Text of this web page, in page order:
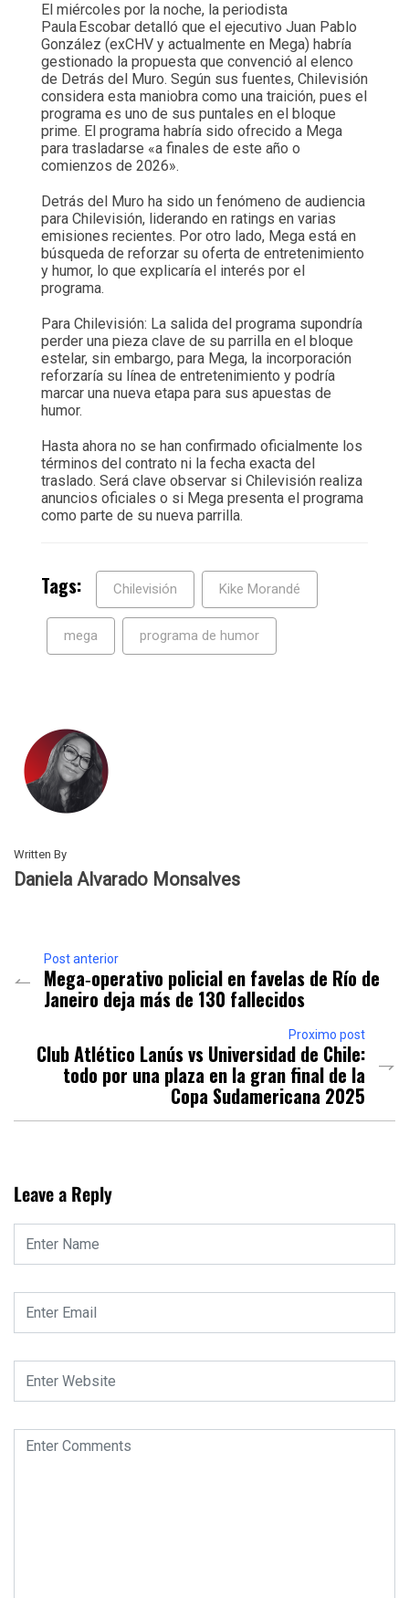
El miércoles por la noche, la periodista
Paula Escobar detalló que el ejecutivo Juan Pablo
González (ex­CHV y actualmente en Mega) habría
gestionado la propuesta que convenció al elenco
de Detrás del Muro. Según sus fuentes, Chilevisión
considera esta maniobra como una traición, pues el
programa es uno de sus puntales en el bloque
prime. El programa habría sido ofrecido a Mega
para trasladarse «a finales de este año o
comienzos de 2026».
Detrás del Muro ha sido un fenómeno de audiencia
para Chilevisión, liderando en ratings en varias
emisiones recientes. Por otro lado, Mega está en
búsqueda de reforzar su oferta de entretenimiento
y humor, lo que explicaría el interés por el
programa.
Para Chilevisión: La salida del programa supondría
perder una pieza clave de su parrilla en el bloque
estelar, sin embargo, para Mega, la incorporación
reforzaría su línea de entretenimiento y podría
marcar una nueva etapa para sus apuestas de
humor.
Hasta ahora no se han confirmado oficialmente los
términos del contrato ni la fecha exacta del
traslado. Será clave observar si Chilevisión realiza
anuncios oficiales o si Mega presenta el programa
como parte de su nueva parrilla.
Tags: Chilevisión Kike Morandé
mega programa de humor
Written By
Daniela Alvarado Monsalves
Post anterior
Mega‐operativo policial en favelas de Río de
Janeiro deja más de 130 fallecidos
Proximo post
Club Atlético Lanús vs Universidad de Chile:
todo por una plaza en la gran final de la
Copa Sudamericana 2025
Leave a Reply